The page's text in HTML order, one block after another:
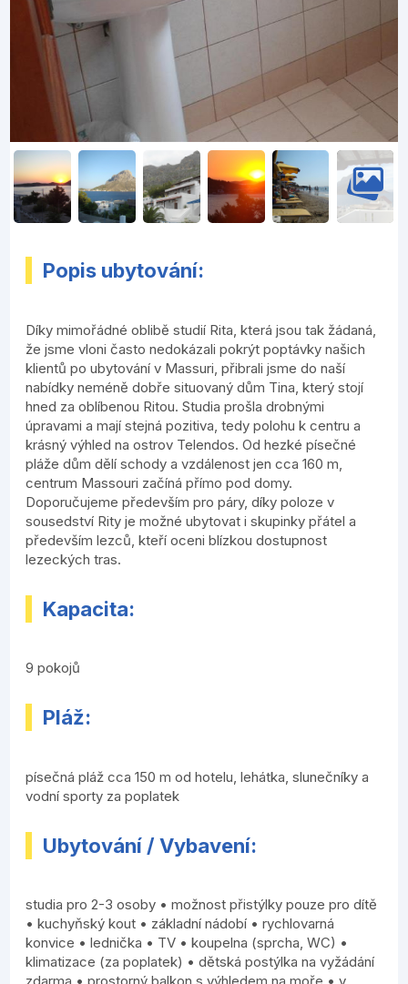
Popis ubytování:
Díky mimořádné oblibě studií Rita, která jsou tak žádaná,
že jsme vloni často nedokázali pokrýt poptávky našich
klientů po ubytování v Massuri, přibrali jsme do naší
nabídky neméně dobře situovaný dům Tina, který stojí
hned za oblíbenou Ritou. Studia prošla drobnými
úpravami a mají stejná pozitiva, tedy polohu k centru a
krásný výhled na ostrov Telendos. Od hezké písečné
pláže dům dělí schody a vzdálenost jen cca 160 m,
centrum Massouri začíná přímo pod domy.
Doporučujeme především pro páry, díky poloze v
sousedství Rity je možné ubytovat i skupinky přátel a
především lezců, kteří oceni blízkou dostupnost
lezeckých tras.
Kapacita:
9 pokojů
Pláž:
písečná pláž cca 150 m od hotelu, lehátka, slunečníky a
vodní sporty za poplatek
Ubytování / Vybavení:
studia pro 2-3 osoby • možnost přistýlky pouze pro dítě
• kuchyňský kout • základní nádobí • rychlovarná
konvice • lednička • TV • koupelna (sprcha, WC) •
klimatizace (za poplatek) • dětská postýlka na vyžádání